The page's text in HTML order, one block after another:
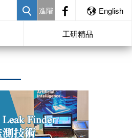
進階 English
工研精品